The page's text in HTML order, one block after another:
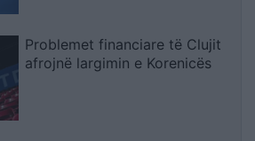
Problemet financiare të Clujit
afrojnë largimin e Korenicës